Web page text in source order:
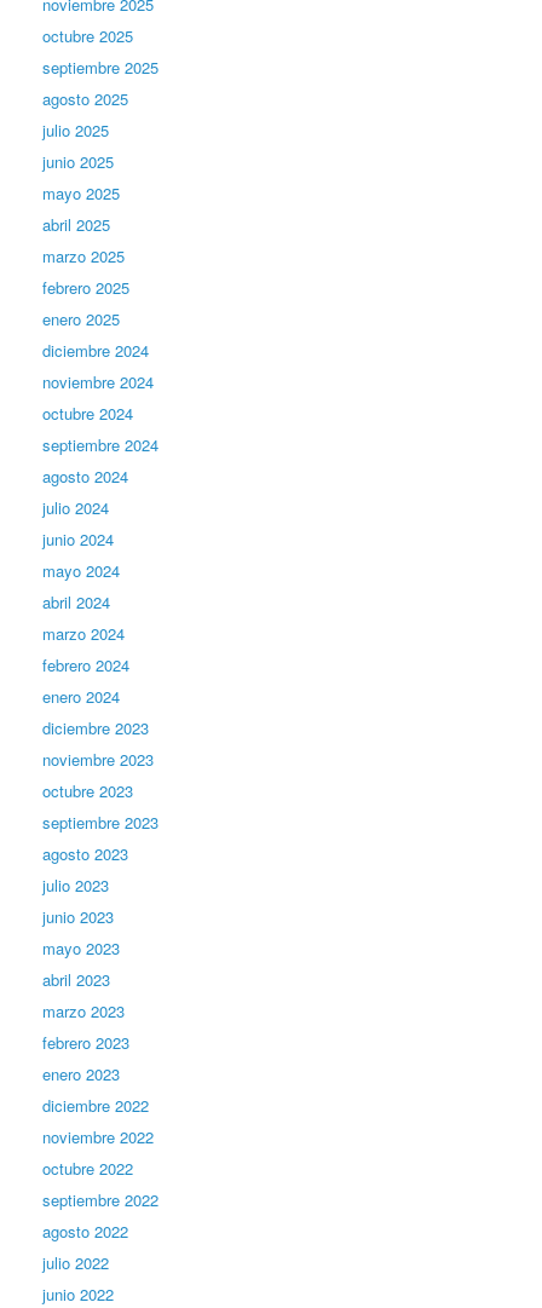
octubre 2025
septiembre 2025
agosto 2025
julio 2025
junio 2025
mayo 2025
abril 2025
marzo 2025
febrero 2025
enero 2025
diciembre 2024
noviembre 2024
octubre 2024
septiembre 2024
agosto 2024
julio 2024
junio 2024
mayo 2024
abril 2024
marzo 2024
febrero 2024
enero 2024
diciembre 2023
noviembre 2023
octubre 2023
septiembre 2023
agosto 2023
julio 2023
junio 2023
mayo 2023
abril 2023
marzo 2023
febrero 2023
enero 2023
diciembre 2022
noviembre 2022
octubre 2022
septiembre 2022
agosto 2022
julio 2022
junio 2022